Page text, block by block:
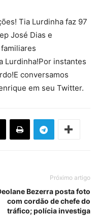
Tia Lurdinha faz 97
José Dias e
Lurdinha!Por instantes
conversamos
em seu Twitter.
Próximo artigo
Bezerra posta foto
com cordão de chefe do
tráfico; polícia investiga